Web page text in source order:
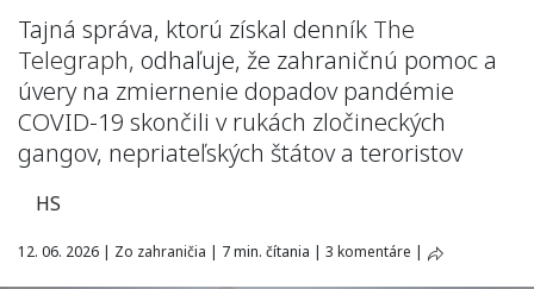
Tajná správa, ktorú získal denník The
Telegraph, odhaľuje, že zahraničnú pomoc a
úvery na zmiernenie dopadov pandémie
COVID-19 skončili v rukách zločineckých
gangov, nepriateľských štátov a teroristov
HS
12. 06. 2026 | Zo zahraničia | 7 min. čítania | 3 komentáre |